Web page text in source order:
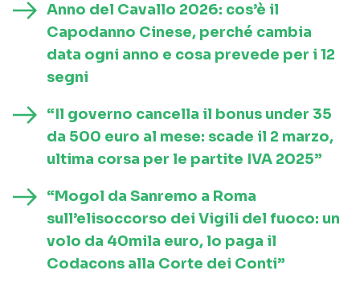
Anno del Cavallo 2026: cos’è il
Capodanno Cinese, perché cambia
data ogni anno e cosa prevede per i 12
segni
“Il governo cancella il bonus under 35
da 500 euro al mese: scade il 2 marzo,
ultima corsa per le partite IVA 2025”
“Mogol da Sanremo a Roma
sull’elisoccorso dei Vigili del fuoco: un
volo da 40mila euro, lo paga il
Codacons alla Corte dei Conti”